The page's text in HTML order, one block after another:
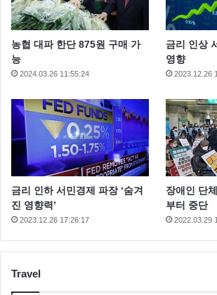
농협 대파 한단 875원 구매 가
능
2024.03.26 11:55:24
금리 인상
영향
2023.12.26
금리 인하 서민경제 파장 ‘숨겨
진 영향력’
2023.12.26 17:26:17
장애인 단
부터 중단
2022.03.29
Travel